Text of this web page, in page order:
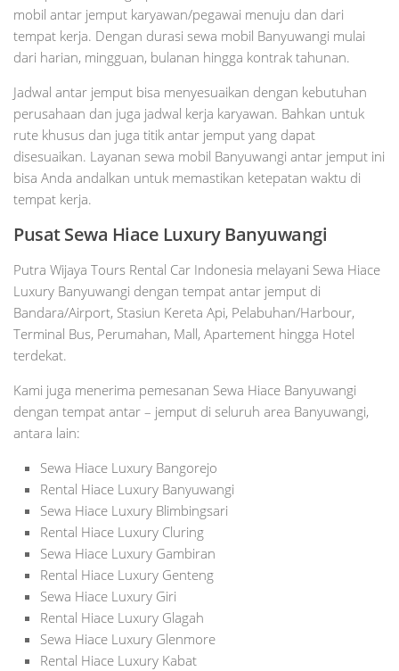
mobil antar jemput karyawan/pegawai menuju dan dari
tempat kerja. Dengan durasi sewa mobil Banyuwangi mulai
dari harian, mingguan, bulanan hingga kontrak tahunan.
Jadwal antar jemput bisa menyesuaikan dengan kebutuhan
perusahaan dan juga jadwal kerja karyawan. Bahkan untuk
rute khusus dan juga titik antar jemput yang dapat
disesuaikan. Layanan sewa mobil Banyuwangi antar jemput ini
bisa Anda andalkan untuk memastikan ketepatan waktu di
tempat kerja.
Pusat Sewa Hiace Luxury Banyuwangi
Putra Wijaya Tours Rental Car Indonesia melayani Sewa Hiace
Luxury Banyuwangi dengan tempat antar jemput di
Bandara/Airport, Stasiun Kereta Api, Pelabuhan/Harbour,
Terminal Bus, Perumahan, Mall, Apartement hingga Hotel
terdekat.
Kami juga menerima pemesanan Sewa Hiace Banyuwangi
dengan tempat antar – jemput di seluruh area Banyuwangi,
antara lain:
Sewa Hiace Luxury Bangorejo
Rental Hiace Luxury Banyuwangi
Sewa Hiace Luxury Blimbingsari
Rental Hiace Luxury Cluring
Sewa Hiace Luxury Gambiran
Rental Hiace Luxury Genteng
Sewa Hiace Luxury Giri
Rental Hiace Luxury Glagah
Sewa Hiace Luxury Glenmore
Rental Hiace Luxury Kabat